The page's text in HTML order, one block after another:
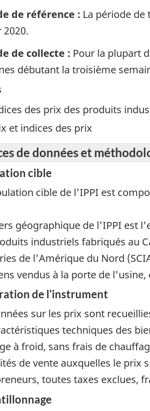
de référence : La période
2020.
de collecte : Pour la plupart
débutant la troisième
des prix des produits
et indices des prix
de données et
cible
cible de l'IPPI est
géographique de l'IPPI est
industriels fabriqués au
de l'Amérique du Nord
vendus à la porte de
de l'instrument
sur les prix sont
techniques des
à froid, sans frais de
de vente auxquelles le prix
toutes taxes exclues,